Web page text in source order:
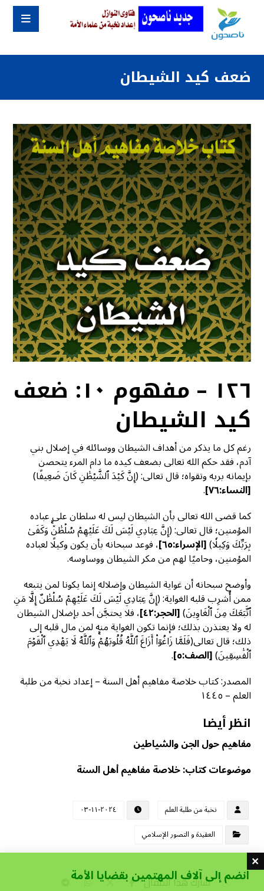
ضعف كيد الشيطان
١٢٦ – مفهوم ١٠: ضعف
كيد الشيطان
رغم كل ما يذكر من أهداف الشيطان ووسائله في إضلال بني
آدم، فقد حكم الله تعالى بضعف كيده ما دام المرء يتحصن
بإيمانه بربه وتقواه؛ قال تعالى: (إِنَّ كَيۡدَ ٱلشَّيۡطَٰنِ كَانَ ضَعِيفًا)
[النساء:٧٦]
.
كما قضى الله تعالى بأن الشيطان ليس له سلطان على عباده
المؤمنين؛ قال تعالى: (إِنَّ عِبَادِي لَيۡسَ لَكَ عَلَيۡهِمۡ سُلۡطَٰنٞۚ وَكَفَىٰ
بِرَبِّكَ وَكِيلٗا)[الإسراء:٦٥] ، فوعد سبحانه بأن يكون وكيلًا لعباده
المؤمنين، وحاميًا لهم من مكر الشيطان ووساوسه.
وأوضح سبحانه أن غواية الشيطان وإضلاله إنما يكونا لمن يتبعه
ممن أُشرِب قلبه الغواية: (إِنَّ عِبَادِي لَيۡسَ لَكَ عَلَيۡهِمۡ سُلۡطَٰنٌ إِلَّا مَنِ
ٱتَّبَعَكَ مِنَ ٱلۡغَاوِينَ)[الحجر:٤٢] ، فلا يحتجَّن أحد بإضلال الشيطان
له ولا يعتذرن بذلك؛ فإنما تكون الغواية منه لمن مال قلبه إلى
ذلك؛ قال تعالى(فَلَمَّا زَاغُوٓاْ أَزَاغَ ٱللَّهُ قُلُوبَهُمۡۚ وَٱللَّهُ لَا يَهۡدِي ٱلۡقَوۡمَ
ٱلۡفَٰسِقِينَ)[الصف:٥] .
المصدر: كتاب خلاصة مفاهيم أهل السنة – إعداد نخبة من طلبة
العلم – ١٤٤٥
انظر أيضا
مفاهيم حول الجن والشياطين
موضوعات كتاب: خلاصة مفاهيم أهل السنة
نخبة من طلبة العلم
٢٠٢٤-١١-٠٣
العقيدة و التصور الإسلامي
انضم إلى آلاف المهتمين بقضايا الأمة